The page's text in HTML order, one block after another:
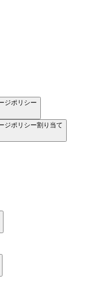
ジポリシー
ジポリシー割り当て